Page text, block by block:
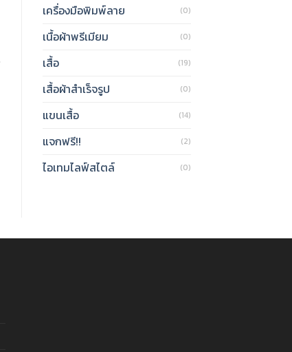
เครื่องมือพิมพ์ลาย (0)
เนื้อผ้าพรีเมียม (0)
เสื้อ (19)
เสื้อผ้าสำเร็จรูป (0)
แขนเสื้อ (14)
แจกฟรี!! (2)
ไอเทมไลฟ์สไตล์ (0)